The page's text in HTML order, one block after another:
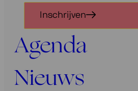
voor
onze
nieuwsbrief
Inschrijven
Agenda
Nieuws